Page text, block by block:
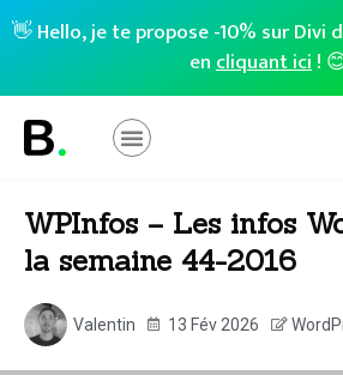
👋 Hello, je te propose -10% sur Divi
encliquant ici!
WPInfos – Les infos
la semaine 44-2016
Valentin 13 Fév 2026